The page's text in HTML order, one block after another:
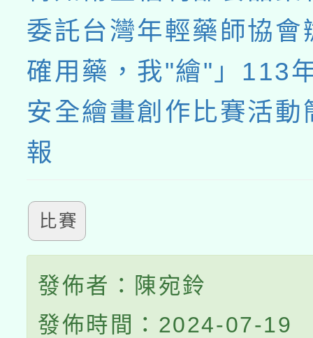
委託台灣年輕藥師協會
確用藥，我"繪"」113
安全繪畫創作比賽活動
報
比賽
發佈者：陳宛鈴
發佈時間：2024-07-19